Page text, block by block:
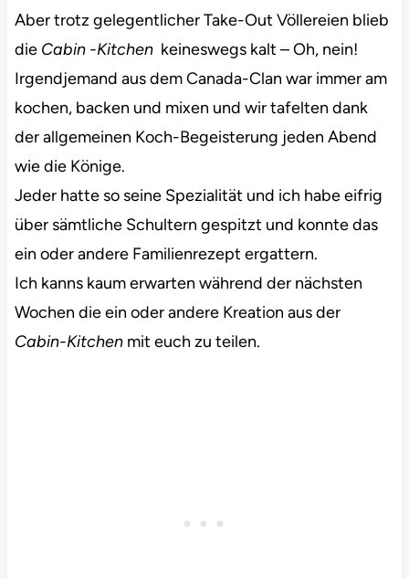
Aber trotz gelegentlicher Take-Out Völlereien blieb
die Cabin -Kitchenkeineswegs kalt – Oh, nein!
Irgendjemand aus dem Canada-Clan war immer am
kochen, backen und mixen und wir tafelten dank
der allgemeinen Koch-Begeisterung jeden Abend
wie die Könige.
Jeder hatte so seine Spezialität und ich habe eifrig
über sämtliche Schultern gespitzt und konnte das
ein oder andere Familienrezept ergattern.
Ich kanns kaum erwarten während der nächsten
Wochen die ein oder andere Kreation aus der
Cabin-Kitchen mit euch zu teilen.